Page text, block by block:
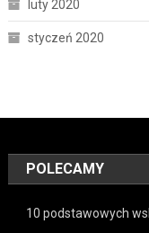
luty 2020
styczeń 2020
POLECAMY
10 podstawowych